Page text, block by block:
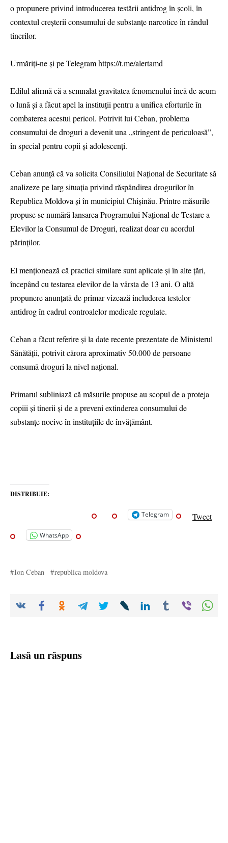
o propunere privind introducerea testării antidrog în școli, în
contextul creșterii consumului de substanțe narcotice în rândul
tinerilor.
Urmăriți-ne și pe Telegram https://t.me/alertamd
Edilul afirmă că a semnalat gravitatea fenomenului încă de acum
o lună și a făcut apel la instituții pentru a unifica eforturile în
combaterea acestui pericol. Potrivit lui Ceban, problema
consumului de droguri a devenit una „stringent de periculoasă”,
în special pentru copii și adolescenți.
Ceban anunță că va solicita Consiliului Național de Securitate să
analizeze pe larg situația privind răspândirea drogurilor în
Republica Moldova și în municipiul Chișinău. Printre măsurile
propuse se numără lansarea Programului Național de Testare a
Elevilor la Consumul de Droguri, realizat doar cu acordul
părinților.
El menționează că practici similare sunt aplicate și în alte țări,
începând cu testarea elevilor de la vârsta de 13 ani. O altă
propunere anunțată de primar vizează includerea testelor
antidrog în cadrul controalelor medicale regulate.
Ceban a făcut referire și la date recente prezentate de Ministerul
Sănătății, potrivit cărora aproximativ 50.000 de persoane
consumă droguri la nivel național.
Primarul subliniază că măsurile propuse au scopul de a proteja
copiii și tinerii și de a preveni extinderea consumului de
substanțe nocive în instituțiile de învățământ.
DISTRIBUIE:
Telegram Tweet
WhatsApp
Ion Ceban republica moldova
Lasă un răspuns